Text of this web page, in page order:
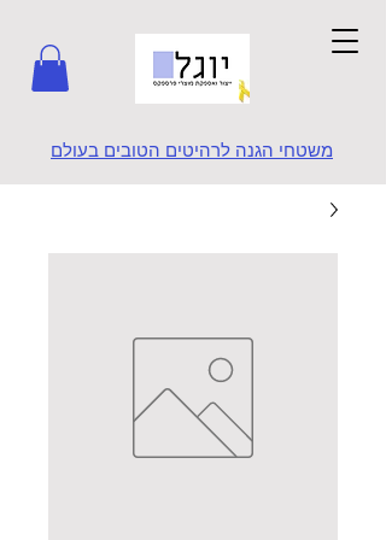
משטחי הגנה לרהיטים הטובים בעולם